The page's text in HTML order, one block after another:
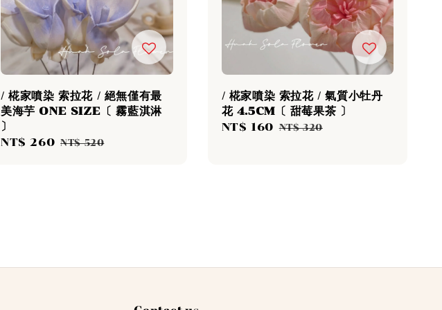
/ 椛家噴染 索拉花 / 絕無僅有最
美海芋 ONE SIZE〔 霧藍淇淋
〕
Sale
NT$ 260 Regular
NT$ 520
/ 椛家噴染 索拉花 / 氣質小牡丹
花 4.5CM〔 甜莓果茶 〕
Sale
NT$ 160 Regular
NT$ 320